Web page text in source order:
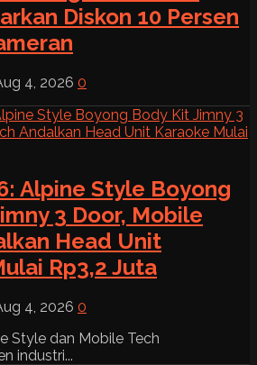
Diskon 10 Persen
4, 2026 0
Alpine Style Boyong
3 Door, Mobile
Head Unit
Rp3,2 Juta
4, 2026 0
Style dan Mobile Tech
industri...